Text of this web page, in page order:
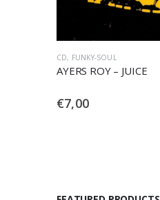
CD, FUNKY-SOUL
AYERS ROY – JUICE
€7,00